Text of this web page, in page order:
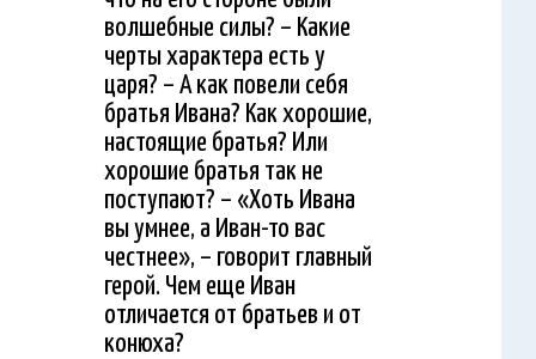
волшебные силы? – Какие
черты характера есть у
царя? – А как повели себя
братья Ивана? Как хорошие,
настоящие братья? Или
хорошие братья так не
поступают? – «Хоть Ивана
вы умнее, а Иван-то вас
честнее», – говорит главный
герой. Чем еще Иван
отличается от братьев и от
конюха?